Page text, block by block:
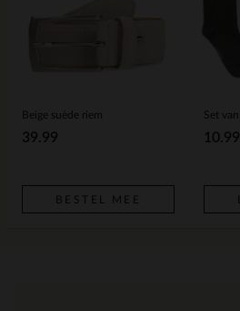
Beige suède riem
39.99
BESTEL MEE
10.99